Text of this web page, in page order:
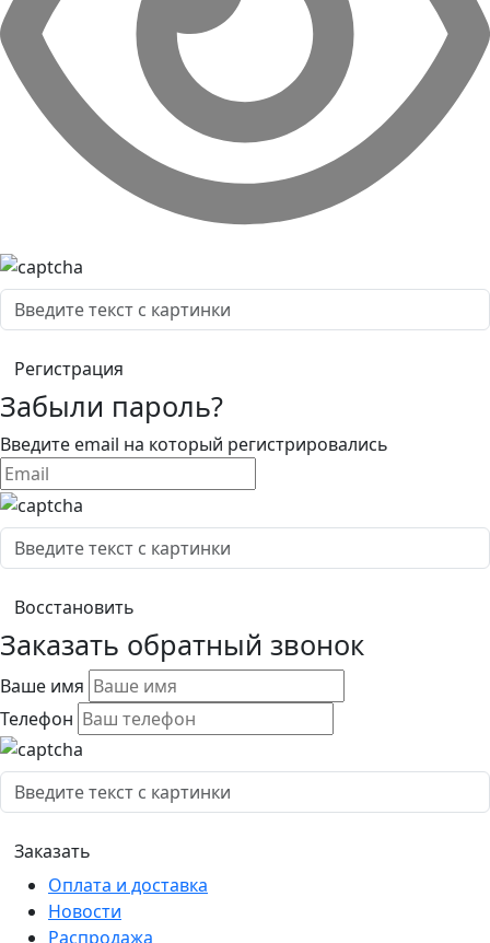
Забыли пароль?
Введите email на который регистрировались
Заказать обратный звонок
Ваше имя
Телефон
Оплата и доставка
Новости
Распродажа